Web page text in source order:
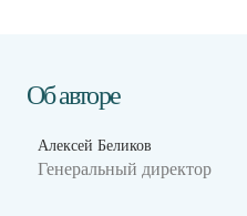
Об авторе
Алексей Беликов
Генеральный директор